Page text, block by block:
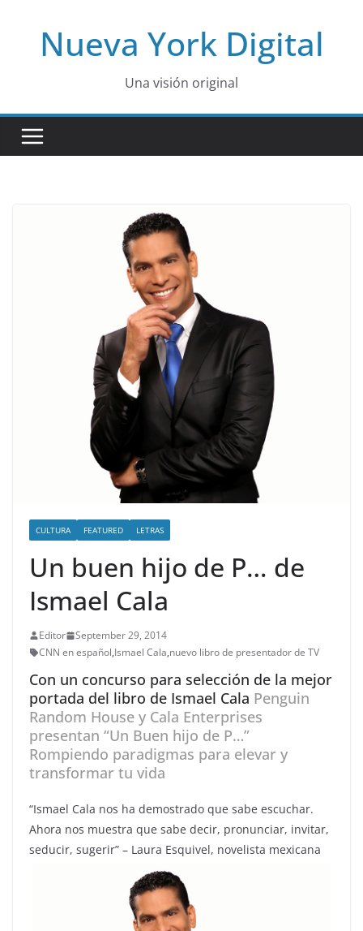
contentNueva York Digital
Una visión original
CULTURA FEATURED LETRAS
Un buen hijo de P… de
Ismael Cala
Editor
September 29, 2014
CNN en español,Ismael Cala,nuevo libro de presentador de TV
Con un concurso para selección de la mejor
portada del libro de Ismael Cala Penguin
Random House y Cala Enterprises
presentan “Un Buen hijo de P…”
Rompiendo paradigmas para elevar y
transformar tu vida
“Ismael Cala nos ha demostrado que sabe escuchar.
Ahora nos muestra que sabe decir, pronunciar, invitar,
seducir, sugerir” – Laura Esquivel, novelista mexicana